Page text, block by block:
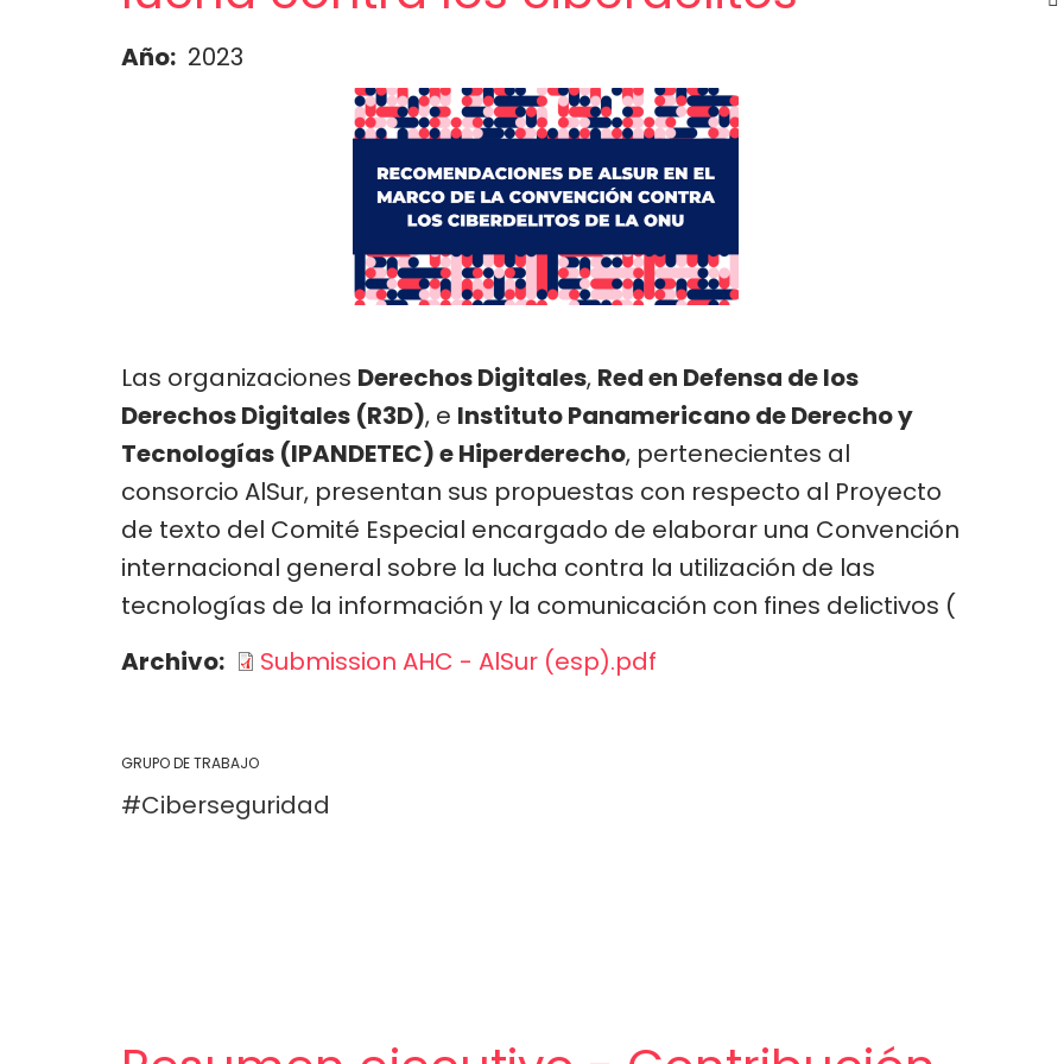
Año 2023
Las organizaciones Derechos Digitales, Red en Defensa de los
Derechos Digitales (R3D), e Instituto Panamericano de Derecho y
Tecnologías (IPANDETEC) e Hiperderecho, pertenecientes al
consorcio AlSur, presentan sus propuestas con respecto al Proyecto
de texto del Comité Especial encargado de elaborar una Convención
internacional general sobre la lucha contra la utilización de las
tecnologías de la información y la comunicación con fines delictivos (
Archivo
Submission AHC - AlSur (esp).pdf
GRUPO DE TRABAJO
Ciberseguridad